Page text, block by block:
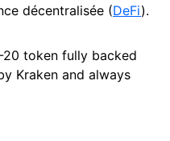
décentralisée (DeFi).
20 token fully backed
Kraken and always